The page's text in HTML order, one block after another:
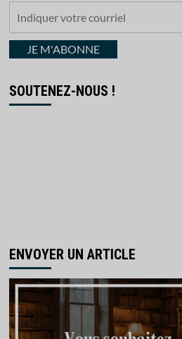
courrielJE M'ABONNE
SOUTENEZ-NOUS !
ENVOYER UN ARTICLE